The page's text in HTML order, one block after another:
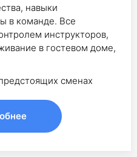
навыки
в команде. Все
инструкторов,
в гостевом доме,
сменах